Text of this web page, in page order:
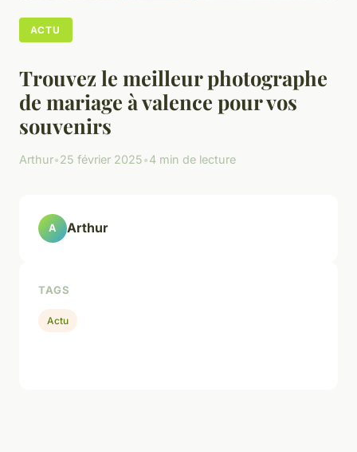
ACTU
Trouvez le meilleur photographe
de mariage à valence pour vos
souvenirs
Arthur•25 février 2025•4 min de lecture
A Arthur
TAGS
Actu